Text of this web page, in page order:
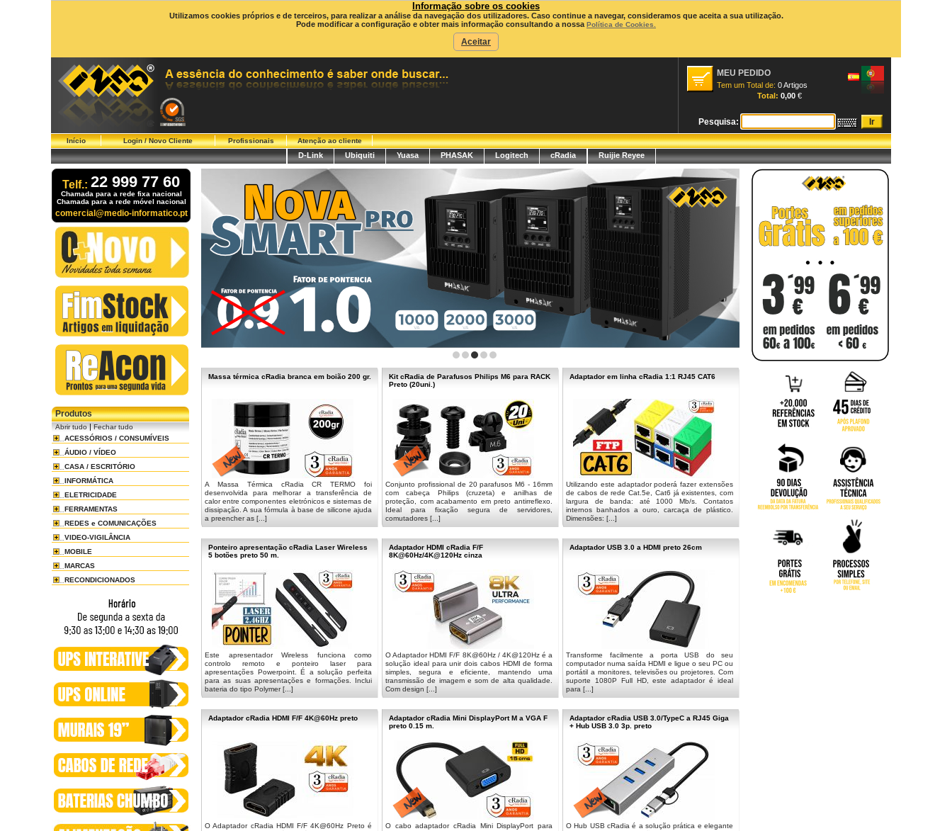
Informação sobre os cookies
Utilizamos cookies próprios e de terceiros, para realizar a análise da navegação dos utilizadores. Caso continue a navegar, consideramos que aceita a sua utilização.
Pode modificar a configuração e obter mais informação consultando a nossa Política de Cookies.
Aceitar
MEU PEDIDO
Tem um Total de: 0 Artigos
Total: 0,00 €
Pesquisa:
Início Login / Novo Cliente Profissionais Atenção ao cliente
D-Link Ubiquiti Yuasa PHASAK Logitech cRadia Ruijie Reyee
Telf.: 22 999 77 60
Chamada para a rede fixa nacional
Chamada para a rede móvel nacional
comercial@medio-informatico.pt
Produtos
Abrir tudo|Fechar tudo
ACESSÓRIOS / CONSUMÍVEIS
ÁUDIO / VÍDEO
CASA / ESCRITÓRIO
INFORMÁTICA
ELETRICIDADE
FERRAMENTAS
REDES e COMUNICAÇÕES
VIDEO-VIGILÂNCIA
MOBILE
MARCAS
RECONDICIONADOS
Massa térmica cRadia branca em boião 200 gr.
A Massa Térmica cRadia CR TERMO foi
desenvolvida para melhorar a transferência de
calor entre componentes eletrónicos e sistemas de
dissipação. A sua fórmula à base de silicone ajuda
a preencher as [...]
Kit cRadia de Parafusos Philips M6 para RACK
Preto (20uni.)
Conjunto profissional de 20 parafusos M6 - 16mm
com cabeça Philips (cruzeta) e anilhas de
proteção, com acabamento em preto antirreflexo.
Ideal para fixação segura de servidores,
comutadores [...]
Adaptador em linha cRadia 1:1 RJ45 CAT6
Utilizando este adaptador poderá fazer extensões
de cabos de rede Cat.5e, Cat6 já existentes, com
largura de banda: até 1000 Mb/s. Contatos
internos banhados a ouro, carcaça de plástico.
Dimensões: [...]
Ponteiro apresentação cRadia Laser Wireless
5 botões preto 50 m.
Este apresentador Wireless funciona como
controlo remoto e ponteiro laser para
apresentações Powerpoint. É a solução perfeita
para as suas apresentações e formações. Inclui
bateria do tipo Polymer [...]
Adaptador HDMI cRadia F/F
8K@60Hz/4K@120Hz cinza
O Adaptador HDMI F/F 8K@60Hz / 4K@120Hz é a
solução ideal para unir dois cabos HDMI de forma
simples, segura e eficiente, mantendo uma
transmissão de imagem e som de alta qualidade.
Com design [...]
Adaptador USB 3.0 a HDMI preto 26cm
Transforme facilmente a porta USB do seu
computador numa saída HDMI e ligue o seu PC ou
portátil a monitores, televisões ou projetores. Com
suporte 1080P Full HD, este adaptador é ideal
para [...]
Adaptador cRadia HDMI F/F 4K@60Hz preto
O Adaptador cRadia HDMI F/F 4K@60Hz Preto é
Adaptador cRadia Mini DisplayPort M a VGA F
preto 0.15 m.
O cabo adaptador cRadia Mini DisplayPort para
Adaptador cRadia USB 3.0/TypeC a RJ45 Giga
+ Hub USB 3.0 3p. preto
O Hub USB cRadia é a solução prática e elegante